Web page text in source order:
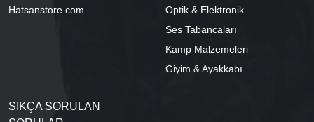
Hatsanstore.com
Optik & Elektronik
Ses Tabancaları
Kamp Malzemeleri
Giyim & Ayakkabı
SIKÇA SORULAN